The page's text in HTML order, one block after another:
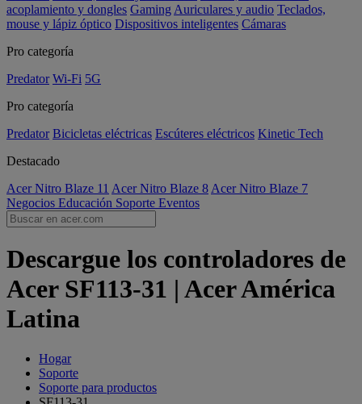
acoplamiento y dongles Gaming Auriculares y audio Teclados,
mouse y lápiz óptico Dispositivos inteligentes Cámaras
Pro categoría
Predator Wi-Fi 5G
Pro categoría
Predator Bicicletas eléctricas Escúteres eléctricos Kinetic Tech
Destacado
Acer Nitro Blaze 11 Acer Nitro Blaze 8 Acer Nitro Blaze 7
Negocios Educación Soporte Eventos
Descargue los controladores de
Acer SF113-31 | Acer América
Latina
Hogar
Soporte
Soporte para productos